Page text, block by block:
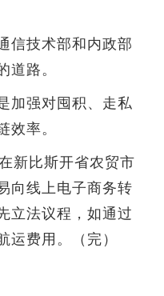
技术部和内政部
道路。
加强对囤积、走私
效率。
新比斯开省农贸市
向线上电子商务转
立法议程，如通过
运费用。（完）